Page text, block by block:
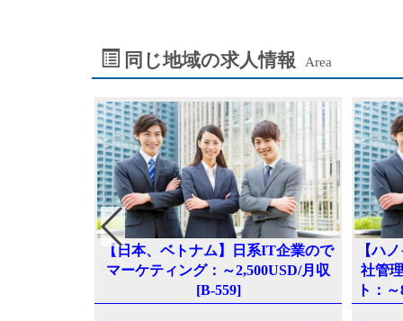
同じ地域の求人情報 Area
【日本、ベトナム】日系IT企業ので
マーケティング：～2,500USD/月収
[B-559]
【ハ
社管
ト：